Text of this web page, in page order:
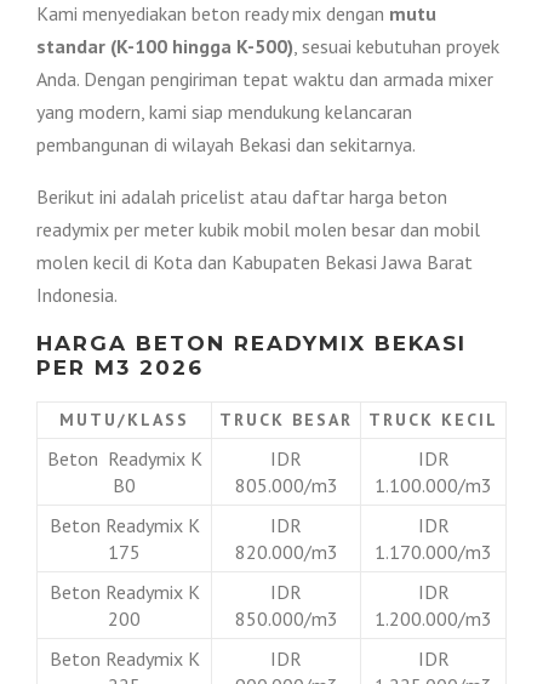
Kami menyediakan beton ready mix dengan mutu
standar (K-100 hingga K-500) , sesuai kebutuhan proyek
Anda. Dengan pengiriman tepat waktu dan armada mixer
yang modern, kami siap mendukung kelancaran
pembangunan di wilayah Bekasi dan sekitarnya.
Berikut ini adalah pricelist atau daftar harga beton
readymix per meter kubik mobil molen besar dan mobil
molen kecil di Kota dan Kabupaten Bekasi Jawa Barat
Indonesia.
HARGA BETON READYMIX BEKASI
PER M3 2026
MUTU/KLASS TRUCK BESAR TRUCK KECIL
Beton Readymix K
B0
IDR
805.000/m3
IDR
1.100.000/m3
Beton Readymix K
175
IDR
820.000/m3
IDR
1.170.000/m3
Beton Readymix K
200
IDR
850.000/m3
IDR
1.200.000/m3
Beton Readymix K
IDR
IDR